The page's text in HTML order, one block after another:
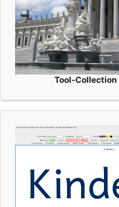
Tool-Collection